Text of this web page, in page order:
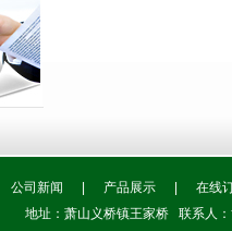
公司新闻 产品展示
在线
地址：萧山义桥镇王家桥 联系人